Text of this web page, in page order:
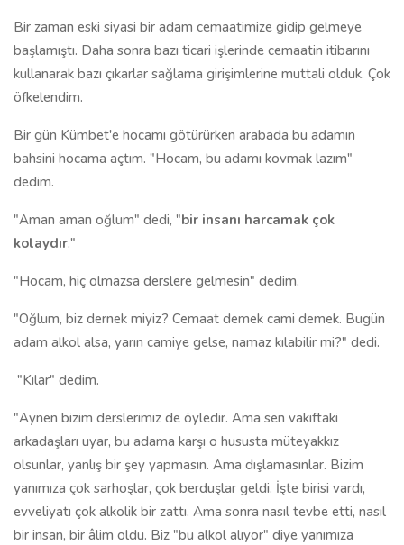
Bir zaman eski siyasi bir adam cemaatimize gidip gelmeye
başlamıştı. Daha sonra bazı ticari işlerinde cemaatin itibarını
kullanarak bazı çıkarlar sağlama girişimlerine muttali olduk. Çok
öfkelendim.
Bir gün Kümbet'e hocamı götürürken arabada bu adamın
bahsini hocama açtım. "Hocam, bu adamı kovmak lazım"
dedim.
"Aman aman oğlum" dedi, "bir insanı harcamak çok
kolaydır."
"Hocam, hiç olmazsa derslere gelmesin" dedim.
"Oğlum, biz dernek miyiz? Cemaat demek cami demek. Bugün
adam alkol alsa, yarın camiye gelse, namaz kılabilir mi?" dedi.
"Kılar" dedim.
"Aynen bizim derslerimiz de öyledir. Ama sen vakıftaki
arkadaşları uyar, bu adama karşı o hususta müteyakkız
olsunlar, yanlış bir şey yapmasın. Ama dışlamasınlar. Bizim
yanımıza çok sarhoşlar, çok berduşlar geldi. İşte birisi vardı,
evveliyatı çok alkolik bir zattı. Ama sonra nasıl tevbe etti, nasıl
bir insan, bir âlim oldu. Biz "bu alkol alıyor" diye yanımıza